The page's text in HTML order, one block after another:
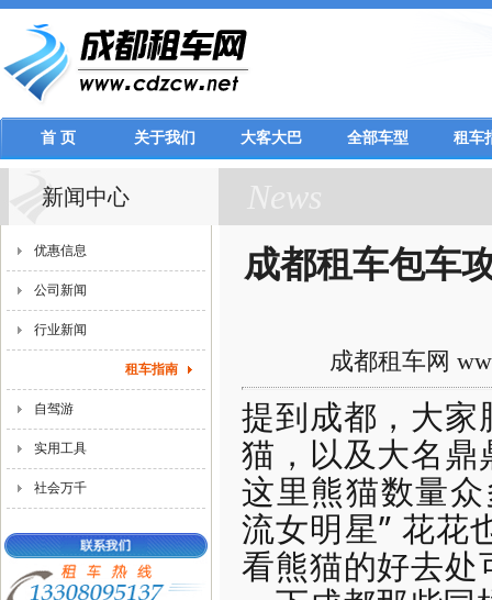
首 页 关于我们 大客大巴 全部车型 租车
新闻中心
优惠信息
公司新闻
行业新闻
租车指南
自驾游
实用工具
社会万千
成都租车包车
成都租车网
提到成都，大
猫，以及大名
这里熊猫数量
流女明星” 花花
看熊猫的好去